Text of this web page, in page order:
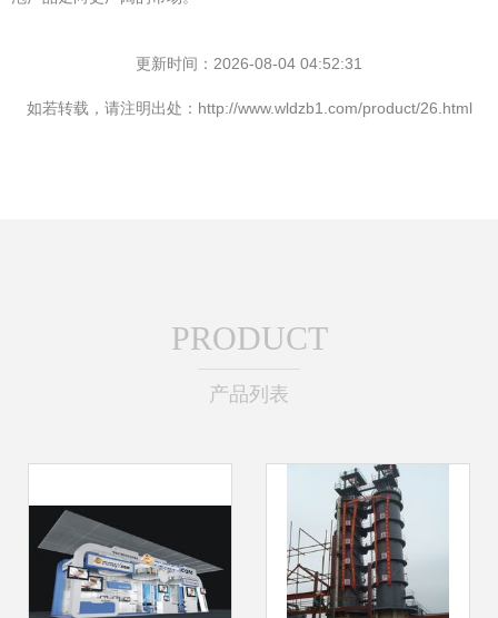
更新时间：2026-08-04 04:52:31
如若转载，请注明出处：http://www.wldzb1.com/product/26.html
PRODUCT
产品列表